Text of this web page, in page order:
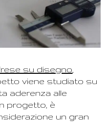
su disegno
viene studiato su
aderenza alle
progetto, è
un gran